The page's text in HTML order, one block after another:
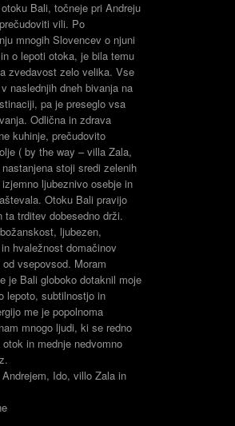
Bali, točneje pri Andreju
vili. Po
mnogih Slovencev o njuni
o lepoti otoka, je bila temu
zvedavost zelo velika. Vse
naslednjih dneh bivanja na
pa je preseglo vsa
Odlična in zdrava
kuhinje, prečudovito
( by the way – villa Zala,
stoji sredi zelenih
ljubeznivo osebje in
Otoku Bali pravijo
ta trditev dobesedno drži.
ljubezen,
hvaležnost domačinov
vsepovsod. Moram
je Bali globoko dotaknil moje
lepoto, subtilnostjo in
me je popolnoma
mnogo ljudi, ki se redno
in mednje nedvomno
Ido, villo Zala in